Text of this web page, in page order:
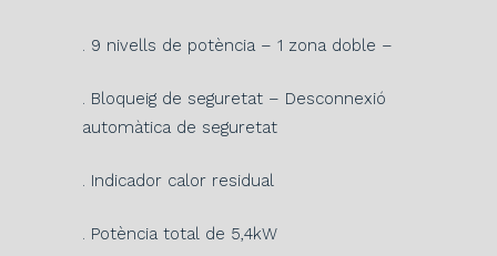
. 9 nivells de potència – 1 zona doble –
. Bloqueig de seguretat – Desconnexió
automàtica de seguretat
. Indicador calor residual
. Potència total de 5,4kW